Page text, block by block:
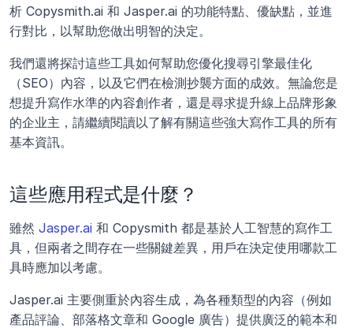
析 Copysmith.ai 和 Jasper.ai 的功能特點、優缺點，並進
行對比，以幫助您做出明智的決定。
我們還將探討這些工具如何幫助您優化搜尋引擎最佳化
（SEO）內容，以及它們在檢測抄襲方面的成效。無論您是
想提升寫作水準的內容創作者，還是尋求提升線上品牌形象
的企业主，請繼續閱讀以了解有關這些強大寫作工具的所有
基本資訊。
這些應用程式是什麼？
雖然 Jasper.ai 和 Copysmith 都是基於人工智慧的寫作工
具，但兩者之間存在一些關鍵差異，用戶在決定使用哪款工
具時應加以考慮。
Jasper.ai 主要側重於內容生成，為各種類型的內容（例如
產品評論、部落格文章和 Google 廣告）提供廣泛的範本和